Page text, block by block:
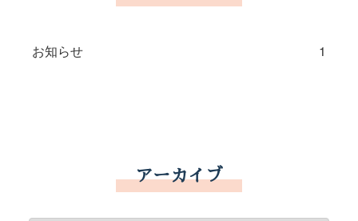
お知らせ 1
アーカイブ